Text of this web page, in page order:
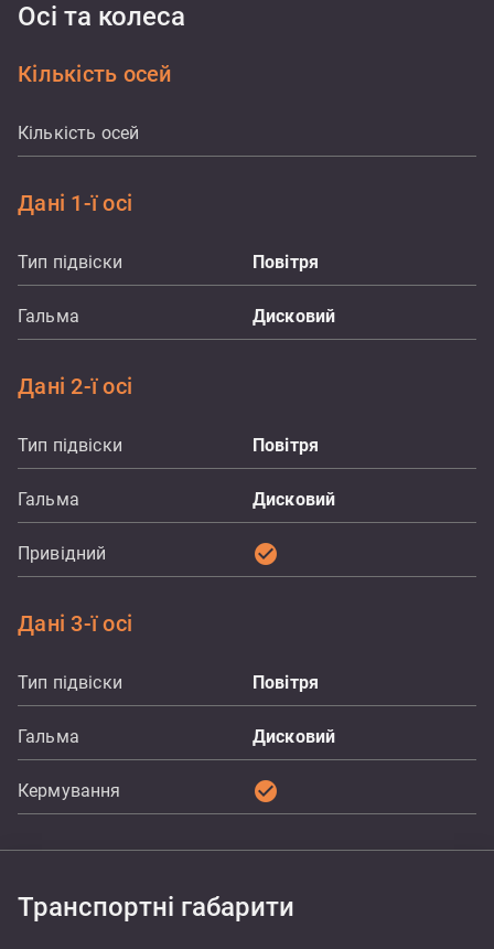
Осі та колеса
Кількість осей
Кількість осей
Дані 1-ї осі
Тип підвіски Повітря
Гальма Дисковий
Дані 2-ї осі
Тип підвіски Повітря
Гальма Дисковий
Привідний check_circle
Дані 3-ї осі
Тип підвіски Повітря
Гальма Дисковий
Кермування check_circle
Транспортні габарити